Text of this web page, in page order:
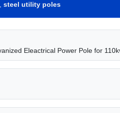
steel utility poles
Eleactrical Power Pole for